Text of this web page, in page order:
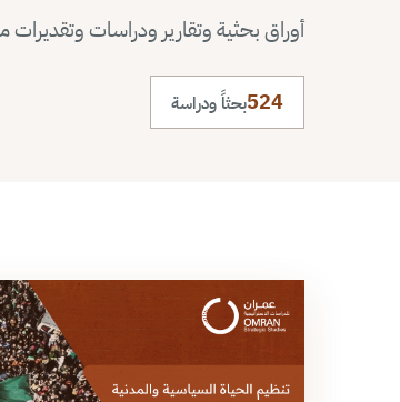
أوراق بحثية وتقارير ودراسات
524بحثاً ودراسة